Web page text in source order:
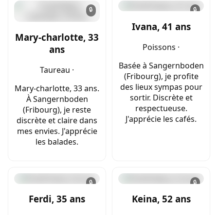
🔒
Mary-charlotte, 33
ans
Taureau ·
Mary-charlotte, 33 ans.
À Sangernboden
(Fribourg), je reste
discrète et claire dans
mes envies. J'apprécie
les balades.
🔒
Ivana, 41 ans
Poissons ·
Basée à Sangernboden
(Fribourg), je profite
des lieux sympas pour
sortir. Discrète et
respectueuse.
J'apprécie les cafés.
🔒
Ferdi, 35 ans
🔒
Keina, 52 ans